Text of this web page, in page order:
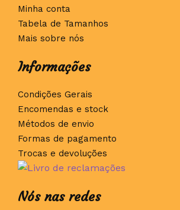
Minha conta
Tabela de Tamanhos
Mais sobre nós
Informações
Condições Gerais
Encomendas e stock
Métodos de envio
Formas de pagamento
Trocas e devoluções
Nós nas redes